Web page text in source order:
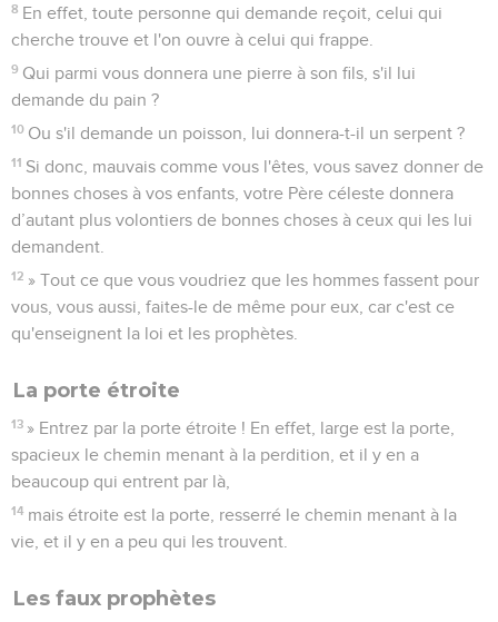
8 En effet, toute personne qui demande reçoit, celui qui
cherche trouve et l'on ouvre à celui qui frappe.
9 Qui parmi vous donnera une pierre à son fils, s'il lui
demande du pain ?
10 Ou s'il demande un poisson, lui donnera-t-il un serpent ?
11 Si donc, mauvais comme vous l'êtes, vous savez donner de
bonnes choses à vos enfants, votre Père céleste donnera
d’autant plus volontiers de bonnes choses à ceux qui les lui
demandent.
12 » Tout ce que vous voudriez que les hommes fassent pour
vous, vous aussi, faites-le de même pour eux, car c'est ce
qu'enseignent la loi et les prophètes.
La porte étroite
13 » Entrez par la porte étroite ! En effet, large est la porte,
spacieux le chemin menant à la perdition, et il y en a
beaucoup qui entrent par là,
14 mais étroite est la porte, resserré le chemin menant à la
vie, et il y en a peu qui les trouvent.
Les faux prophètes